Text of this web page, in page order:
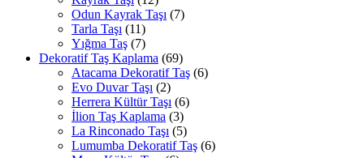
Odun Kayrak Taşı (7)
Tarla Taşı (11)
Yığma Taş (7)
Dekoratif Taş Kaplama (69)
Atacama Dekoratif Taş (6)
Evo Duvar Taşı (2)
Herrera Kültür Taşı (6)
İlion Taş Kaplama (3)
La Rinconado Taşı (5)
Lumumba Dekoratif Taş (6)